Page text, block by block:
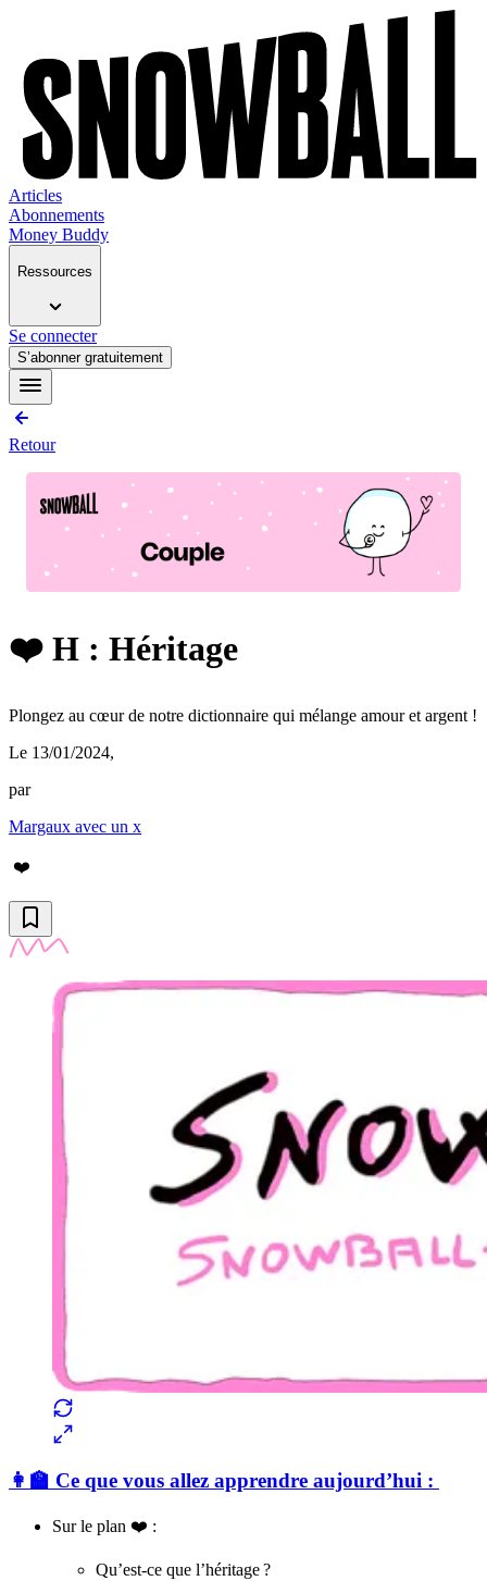
Articles
Abonnements
Money Buddy
Ressources
Se connecter
S’abonner gratuitement
Retour
❤️ H : Héritage
Plongez au cœur de notre dictionnaire qui mélange amour et argent !
Le 13/01/2024,
par
Margaux avec un x
❤️
👩‍🏫 Ce que vous allez apprendre aujourd’hui :
Sur le plan ❤️ :
Qu’est-ce que l’héritage ?